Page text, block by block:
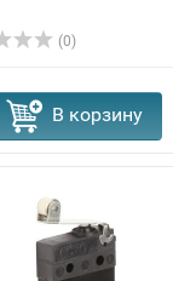
(0)
В корзину